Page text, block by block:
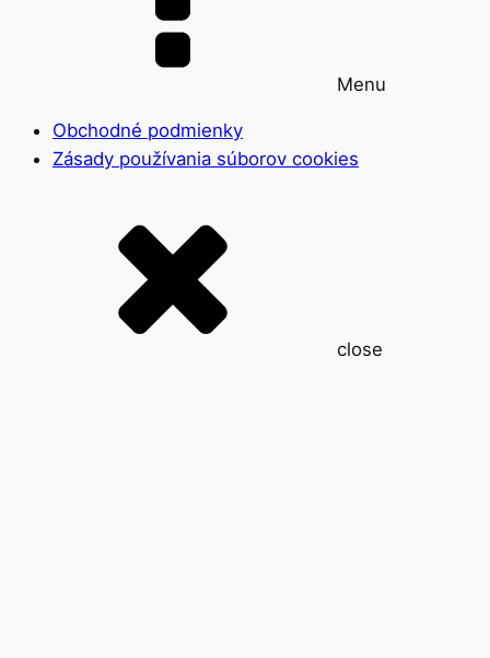
Menu
Obchodné podmienky
Zásady používania súborov cookies
close